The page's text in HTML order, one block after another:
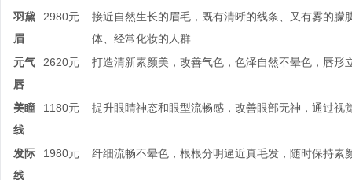
羽黛
眉
2980元
接近自然生长的眉毛，既有清晰的线条、又有雾的
体、经常化妆的人群
元气
唇
2620元 打造清新素颜美，改善气色，色泽自然不晕色，唇形
美瞳
线
1180元 提升眼睛神态和眼型流畅感，改善眼部无神，通过视
发际
线
1980元 纤细流畅不晕色，根根分明逼近真毛发，随时保持素